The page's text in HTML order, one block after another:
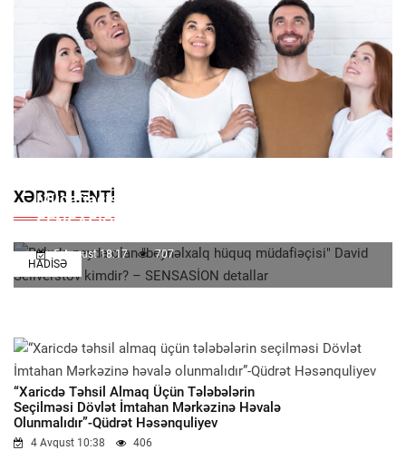
XƏBƏR LENTI
HADISƏ
Müdafiəçisi" David Seliverstov Kimdir? –
SENSASİON Detallar
5 Avqust 18:17 707
“Xaricdə Təhsil Almaq Üçün Tələbələrin
Seçilməsi Dövlət İmtahan Mərkəzinə Həvalə
Olunmalıdır”-Qüdrət Həsənquliyev
4 Avqust 10:38 406